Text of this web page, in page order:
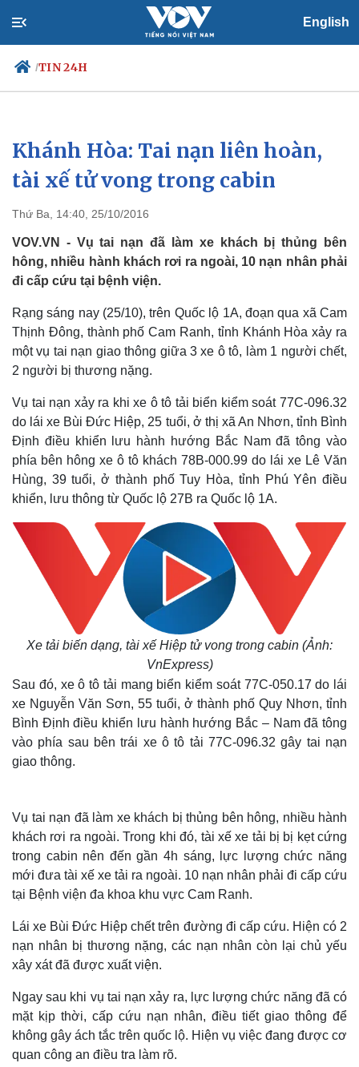
English
/TIN 24H
Chính trị
Đảng
Tổ chức nhân sự
Nhận diện sự thật
Xã hội
Dự báo thời tiết
Việc làm
Biển đảo
Quan sát
Cuộc sống đó đây
Hồ sơ
Video
Ảnh
E-Magazine
Khánh Hòa: Tai nạn liên hoàn,
tài xế tử vong trong cabin
Thứ Ba, 14:40, 25/10/2016
VOV.VN - Vụ tai nạn đã làm xe khách bị thủng bên
hông, nhiều hành khách rơi ra ngoài, 10 nạn nhân phải
đi cấp cứu tại bệnh viện.
Rạng sáng nay (25/10), trên Quốc lộ 1A, đoạn qua xã Cam
Thịnh Đông, thành phố Cam Ranh, tỉnh Khánh Hòa xảy ra
một vụ tai nạn giao thông giữa 3 xe ô tô, làm 1 người chết,
2 người bị thương nặng.
Vụ tai nạn xảy ra khi xe ô tô tải biển kiểm soát 77C-096.32
do lái xe Bùi Đức Hiệp, 25 tuổi, ở thị xã An Nhơn, tỉnh Bình
Định điều khiển lưu hành hướng Bắc Nam đã tông vào
phía bên hông xe ô tô khách 78B-000.99 do lái xe Lê Văn
Hùng, 39 tuổi, ở thành phố Tuy Hòa, tỉnh Phú Yên điều
khiển, lưu thông từ Quốc lộ 27B ra Quốc lộ 1A.
Xe tải biến dạng, tài xế Hiệp tử vong trong cabin (Ảnh:
VnExpress)
Sau đó, xe ô tô tải mang biển kiểm soát 77C-050.17 do lái
xe Nguyễn Văn Sơn, 55 tuổi, ở thành phố Quy Nhơn, tỉnh
Bình Định điều khiển lưu hành hướng Bắc – Nam đã tông
vào phía sau bên trái xe ô tô tải 77C-096.32 gây tai nạn
giao thông.
Vụ tai nạn đã làm xe khách bị thủng bên hông, nhiều hành
khách rơi ra ngoài. Trong khi đó, tài xế xe tải bị bị kẹt cứng
trong cabin nên đến gần 4h sáng, lực lượng chức năng
mới đưa tài xế xe tải ra ngoài. 10 nạn nhân phải đi cấp cứu
tại Bệnh viện đa khoa khu vực Cam Ranh.
Lái xe Bùi Đức Hiệp chết trên đường đi cấp cứu. Hiện có 2
nạn nhân bị thương nặng, các nạn nhân còn lại chủ yếu
xây xát đã được xuất viện.
Ngay sau khi vụ tai nạn xảy ra, lực lượng chức năng đã có
mặt kịp thời, cấp cứu nạn nhân, điều tiết giao thông để
không gây ách tắc trên quốc lộ. Hiện vụ việc đang được cơ
quan công an điều tra làm rõ.